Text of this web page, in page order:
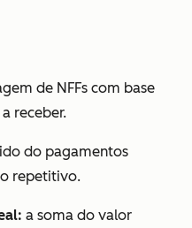
de NFFs com base
receber.
do pagamentos
repetitivo.
a soma do valor